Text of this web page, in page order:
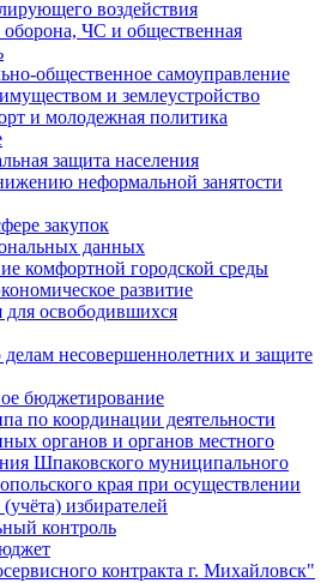
воздействия
оборона, ЧС и общественная
общественное самоуправление
и землеустройство
и молодежная политика
защита населения
неформальной занятости
закупок
данных
комфортной городской среды
развитие
освободившихся
несовершеннолетних и защите
бюджетирование
по координации деятельности
органов и органов местного
Шпаковского муниципального
края при осуществлении
избирателей
контроль
контракта г. Михайловск"